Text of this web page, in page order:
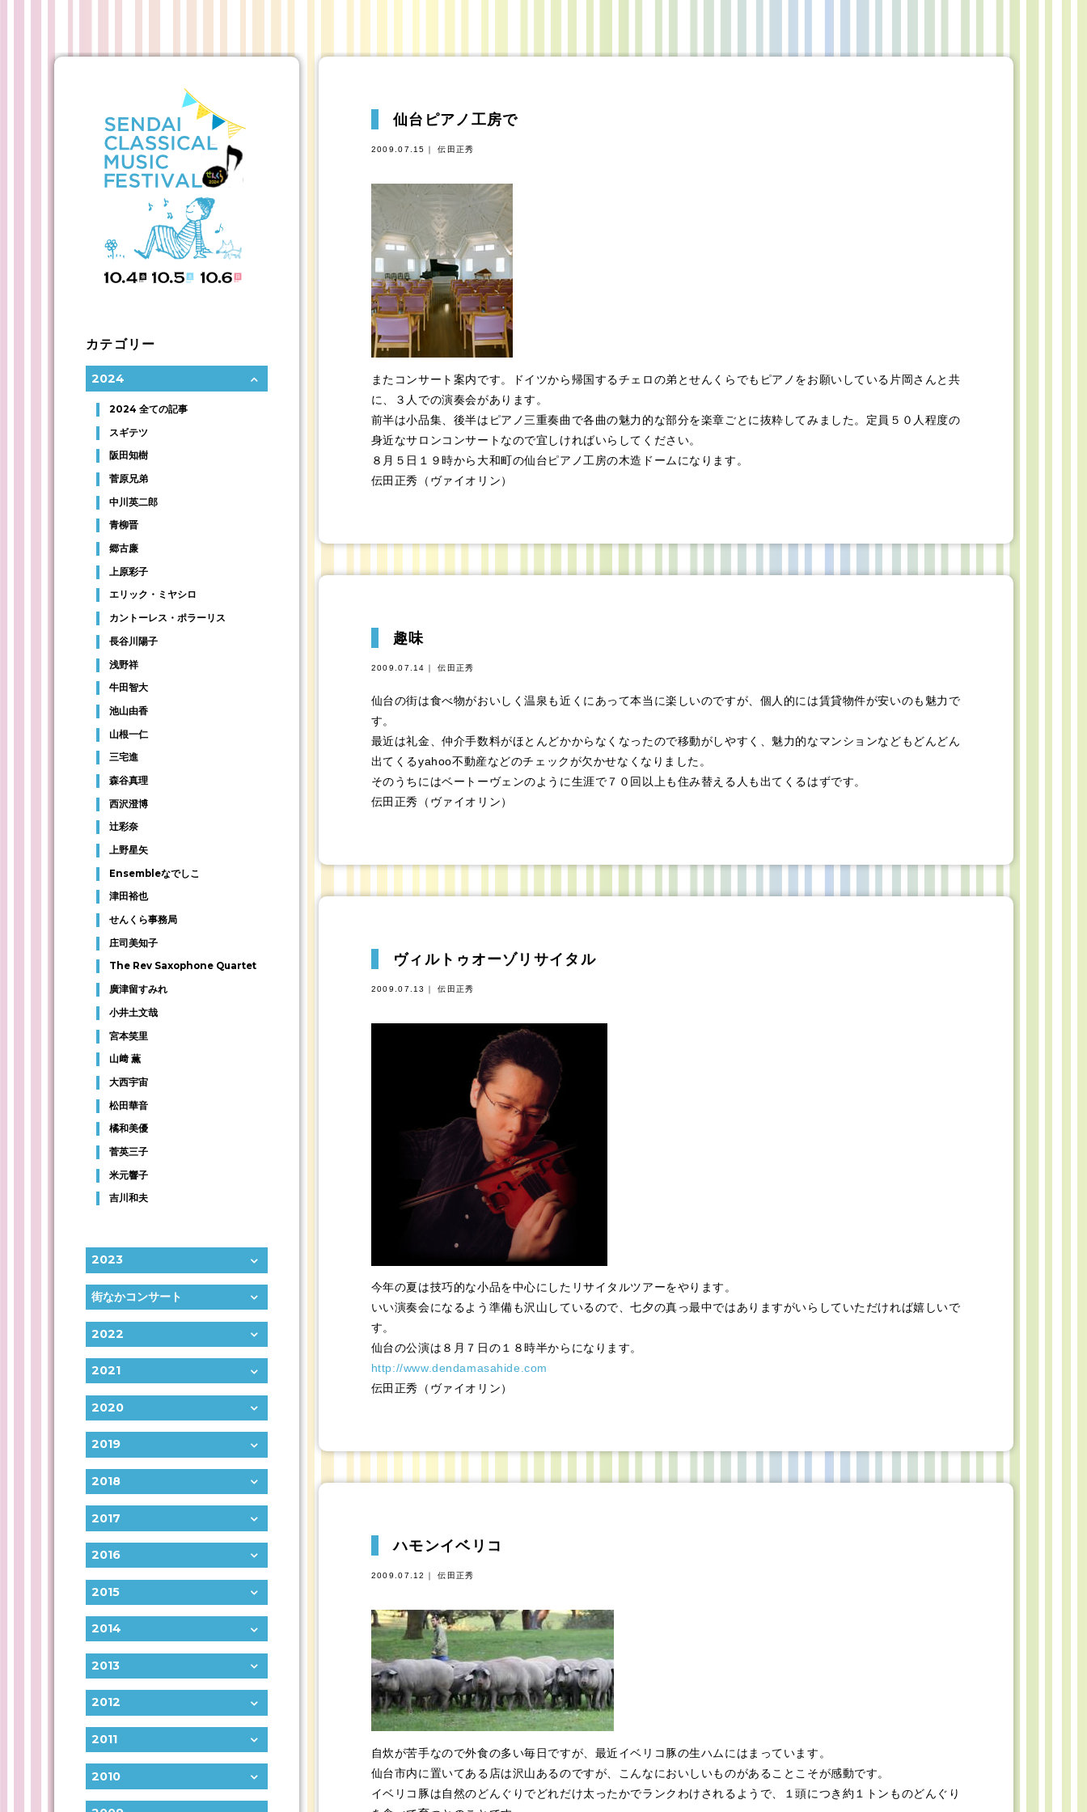
仙台ピアノ工房で
2009.07.15｜ 伝田正秀
またコンサート案内です。ドイツから帰国するチェロの弟とせんくらでもピアノをお願いしている片岡さんと共
に、３人での演奏会があります。
前半は小品集、後半はピアノ三重奏曲で各曲の魅力的な部分を楽章ごとに抜粋してみました。定員５０人程度の
身近なサロンコンサートなので宜しければいらしてください。
８月５日１９時から大和町の仙台ピアノ工房の木造ドームになります。
伝田正秀（ヴァイオリン）
趣味
2009.07.14｜ 伝田正秀
仙台の街は食べ物がおいしく温泉も近くにあって本当に楽しいのですが、個人的には賃貸物件が安いのも魅力で
す。
最近は礼金、仲介手数料がほとんどかからなくなったので移動がしやすく、魅力的なマンションなどもどんどん
出てくるyahoo不動産などのチェックが欠かせなくなりました。
そのうちにはベートーヴェンのように生涯で７０回以上も住み替える人も出てくるはずです。
伝田正秀（ヴァイオリン）
ヴィルトゥオーゾリサイタル
2009.07.13｜ 伝田正秀
今年の夏は技巧的な小品を中心にしたリサイタルツアーをやります。
いい演奏会になるよう準備も沢山しているので、七夕の真っ最中ではありますがいらしていただければ嬉しいで
す。
仙台の公演は８月７日の１８時半からになります。
http://www.dendamasahide.com
伝田正秀（ヴァイオリン）
ハモンイベリコ
2009.07.12｜ 伝田正秀
自炊が苦手なので外食の多い毎日ですが、最近イベリコ豚の生ハムにはまっています。
仙台市内に置いてある店は沢山あるのですが、こんなにおいしいものがあることこそが感動です。
イベリコ豚は自然のどんぐりでどれだけ太ったかでランクわけされるようで、１頭につき約１トンものどんぐり
カテゴリー
2024
2024 全ての記事
スギテツ
阪田知樹
菅原兄弟
中川英二郎
青柳晋
郷古廉
上原彩子
エリック・ミヤシロ
カントーレス・ポラーリス
長谷川陽子
浅野祥
牛田智大
池山由香
山根一仁
三宅進
森谷真理
西沢澄博
辻彩奈
上野星矢
Ensembleなでしこ
津田裕也
せんくら事務局
庄司美知子
The Rev Saxophone Quartet
廣津留すみれ
小井土文哉
宮本笑里
山﨑 薫
大西宇宙
松田華音
橘和美優
菅英三子
米元響子
吉川和夫
2023
街なかコンサート
2022
2021
2020
2019
2018
2017
2016
2015
2014
2013
2012
2011
2010